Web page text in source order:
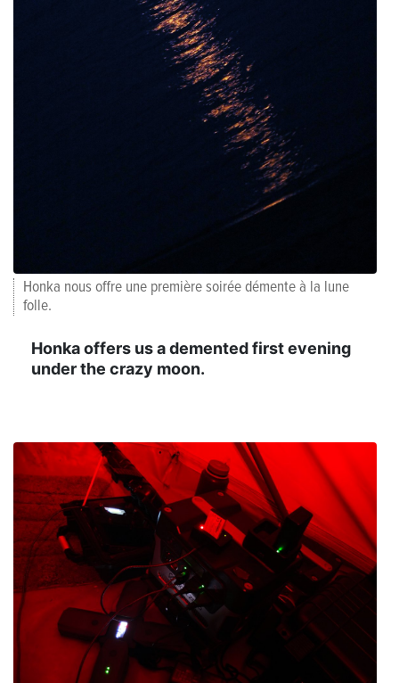
Honka nous offre une première soirée démente à la lune
folle.
Honka offers us a demented first evening
under the crazy moon.